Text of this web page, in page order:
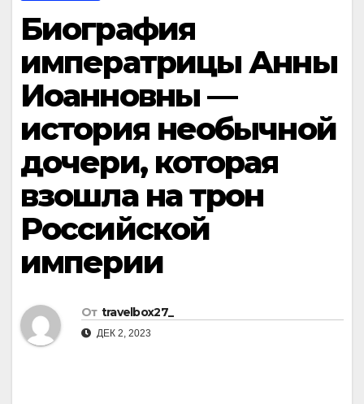
Биография
императрицы Анны
Иоанновны —
история необычной
дочери, которая
взошла на трон
Российской
империи
От travelbox27_
ДЕК 2, 2023